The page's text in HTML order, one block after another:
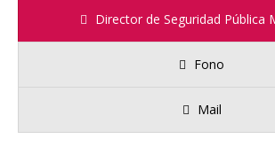
Director de Seguridad Pública
Fono
Mail